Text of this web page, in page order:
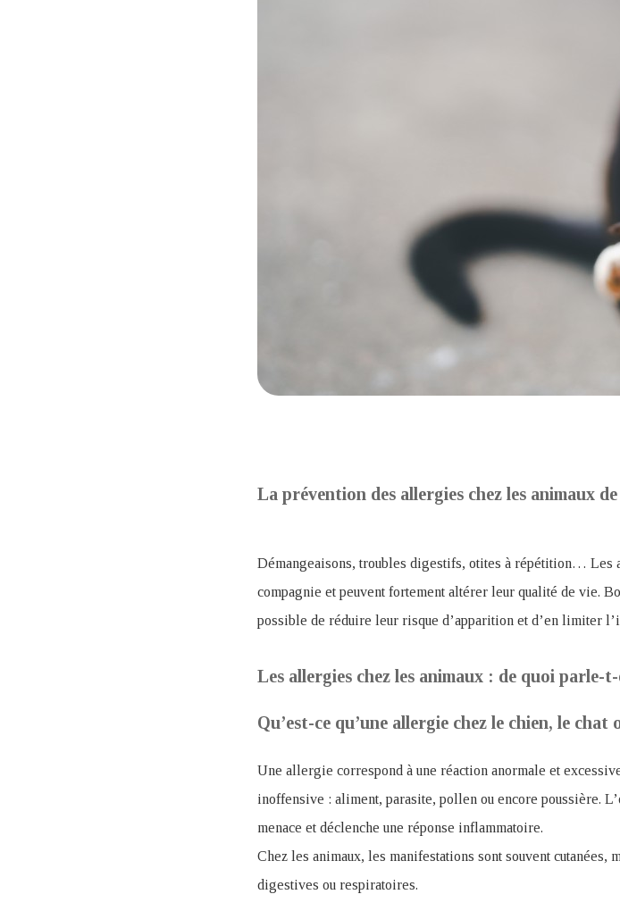
La prévention des allergies chez les animaux
Démangeaisons, troubles digestifs, otites à répétition… Les
compagnie et peuvent fortement altérer leur qualité de vie.
possible de réduire leur risque d’apparition et d’en limiter
Les allergies chez les animaux : de quoi parle-
Qu’est-ce qu’une allergie chez le chien, le chat
Une allergie correspond à une réaction anormale et
inoffensive : aliment, parasite, pollen ou encore poussière.
menace et déclenche une réponse inflammatoire.
Chez les animaux, les manifestations sont souvent cutanées,
digestives ou respiratoires.